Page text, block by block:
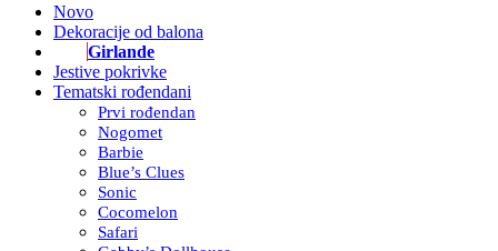
Novo
Dekoracije od balona
Girlande
Jestive pokrivke
Tematski rođendani
Prvi rođendan
Nogomet
Barbie
Blue’s Clues
Sonic
Cocomelon
Safari